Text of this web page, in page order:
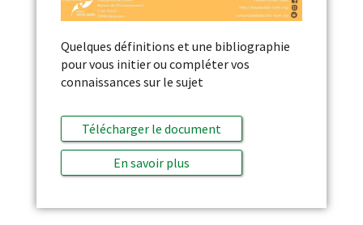
Quelques définitions et une bibliographie
pour vous initier ou compléter vos
connaissances sur le sujet
Télécharger le document
En savoir plus